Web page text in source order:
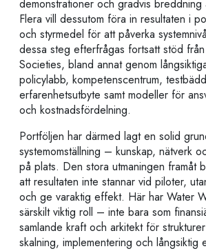
demonstrationer och gradvis breddning
Flera vill dessutom föra in resultaten i
och styrmedel för att påverka
dessa steg efterfrågas fortsatt stöd
Societies, bland annat genom
policylabb, kompetenscentrum,
erfarenhetsutbyte samt modeller för
och kostnadsfördelning.
Portföljen har därmed lagt en solid
systemomställning – kunskap, nätverk
på plats. Den stora utmaningen framåt
att resultaten inte stannar vid piloter,
och ge varaktig effekt. Här har Water
särskilt viktig roll – inte bara som
samlande kraft och arkitekt för
skalning, implementering och långsiktig